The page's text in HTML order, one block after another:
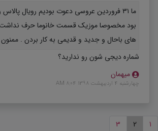
ما ۳۱ فروردین عروسی دعوت بودیم رویال
بود مخصوصا موزیک قسمت خانوما حرف
های باحال و جدید و قدیمی به کار بردن . ممنون
شماره دیجی شون رو ندارید؟
میهمان
چهارشنبه 4 اردیبهشت 1398 8:04 AM
1
2
3